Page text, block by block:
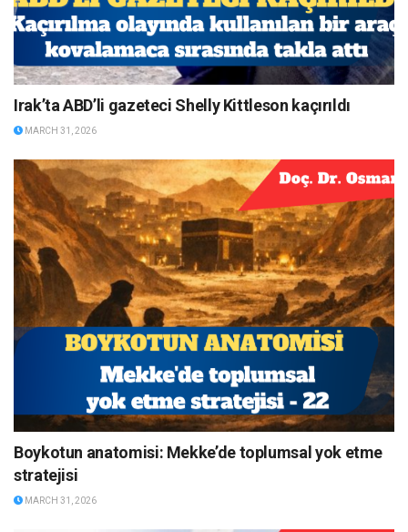
Irak’ta ABD’li gazeteci Shelly Kittleson kaçırıldı
MARCH 31, 2026
Boykotun anatomisi: Mekke’de toplumsal yok etme
stratejisi
MARCH 31, 2026